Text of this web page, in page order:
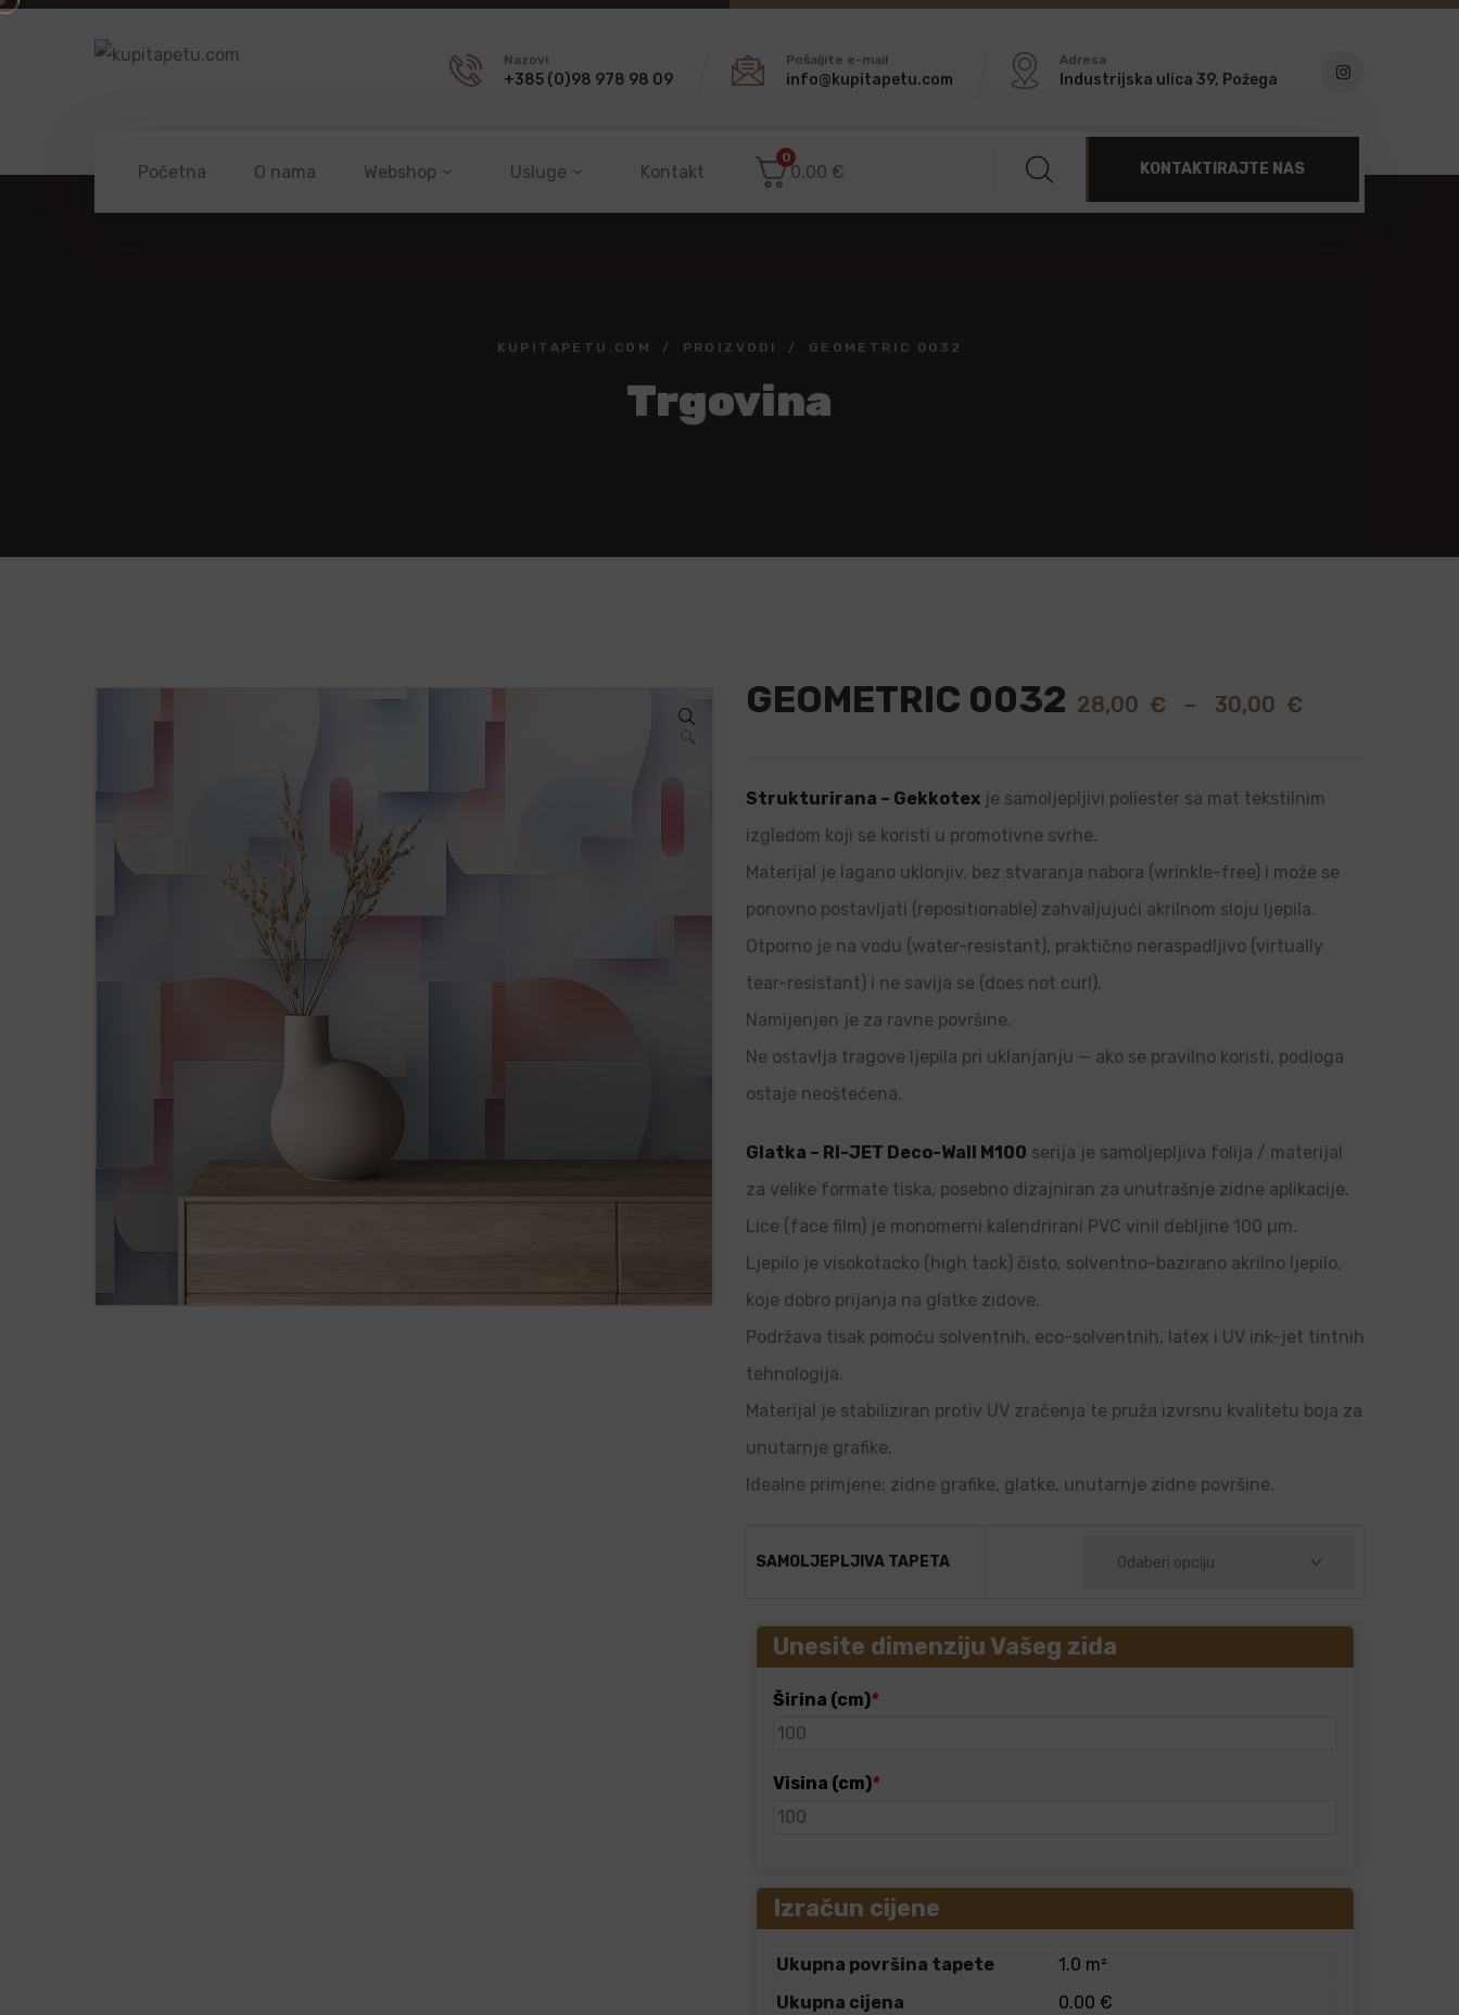
Nazovi
+385 (0)98 978 98 09
Pošaljite e-mail
info@kupitapetu.com
Adresa
Industrijska ulica 39, Požega
Početna O nama Webshop Usluge Kontakt
0
0,00 € KONTAKTIRAJTE NAS
KUPITAPETU.COM PROIZVODI GEOMETRIC 0032
Trgovina
🔍
GEOMETRIC 0032 28,00 € – 30,00 €
Strukturirana – Gekkotex je samoljepljivi poliester sa mat tekstilnim
izgledom koji se koristi u promotivne svrhe.
Materijal je lagano uklonjiv, bez stvaranja nabora (wrinkle-free) i može se
ponovno postavljati (repositionable) zahvaljujući akrilnom sloju ljepila.
Otporno je na vodu (water-resistant), praktično neraspadljivo (virtually
tear-resistant) i ne savija se (does not curl).
Namijenjen je za ravne površine.
Ne ostavlja tragove ljepila pri uklanjanju — ako se pravilno koristi, podloga
ostaje neoštećena.
Glatka – RI-JET Deco-Wall M100 serija je samoljepljiva folija / materijal
za velike formate tiska, posebno dizajniran za unutrašnje zidne aplikacije.
Lice (face film) je monomerni kalendrirani PVC vinil debljine 100 µm.
Ljepilo je visokotacko (high tack) čisto, solventno-bazirano akrilno ljepilo,
koje dobro prijanja na glatke zidove.
Podržava tisak pomoću solventnih, eco-solventnih, latex i UV ink-jet tintnih
tehnologija.
Materijal je stabiliziran protiv UV zračenja te pruža izvrsnu kvalitetu boja za
unutarnje grafike.
Idealne primjene: zidne grafike, glatke, unutarnje zidne površine.
SAMOLJEPLJIVA TAPETA
Unesite dimenziju Vašeg zida
Širina (cm)*
Visina (cm)*
Izračun cijene
Ukupna površina tapete
1.0 m²
Ukupna cijena
0.00 €